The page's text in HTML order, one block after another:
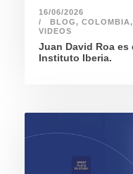
16/06/2026
BLOG, COLOMBIA,
VIDEOS
Juan David Roa es
Instituto Iberia.